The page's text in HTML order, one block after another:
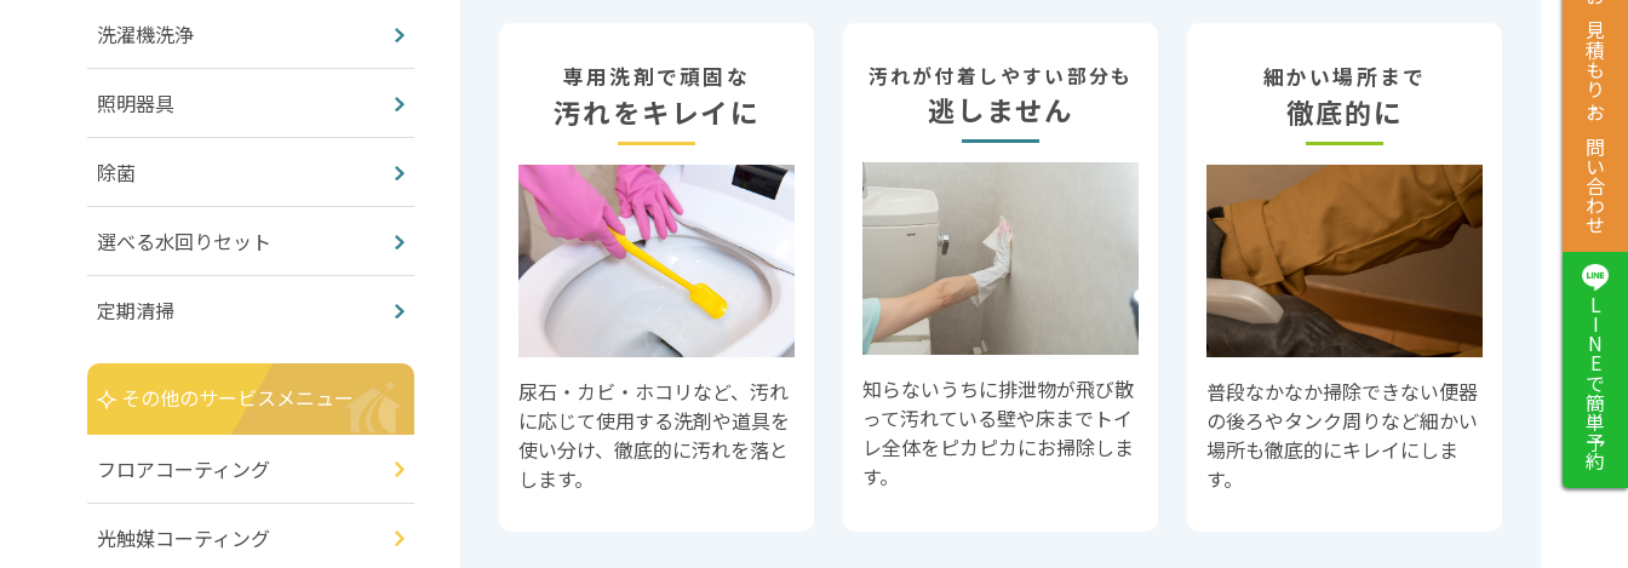
専用洗剤で頑固な
汚れをキレイに
尿石・カビ・ホコリなど、汚れ
に応じて使用する洗剤や道具を
使い分け、徹底的に汚れを落と
します。
汚れが付着しやすい部分も
逃しません
知らないうちに排泄物が飛び散
って汚れている壁や床までトイ
レ全体をピカピカにお掃除しま
す。
細かい場所まで
徹底的に
普段なかなか掃除できない便器
の後ろやタンク周りなど細かい
場所も徹底的にキレイにしま
す。
洗濯機洗浄
照明器具
除菌
選べる水回りセット
定期清掃
その他のサービスメニュー
フロアコーティング
光触媒コーティング
お見積もり・お問い合わせ
LINEで簡単予約